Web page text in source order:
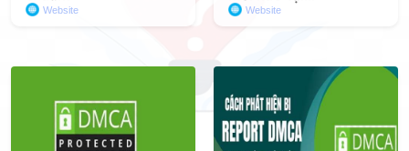
Website Website